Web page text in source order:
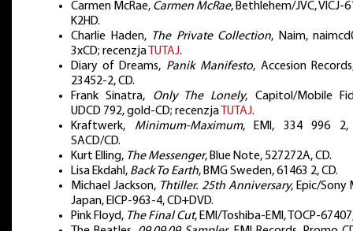
Carmen McRae, Carmen McRae, Bethlehem/JVC, VICJ-
K2HD.
Charlie Haden, The Private Collection, Naim,
3xCD; recenzja TUTAJ.
Diary of Dreams, Panik Manifesto, Accesion
23452-2, CD.
Frank Sinatra, Only The Lonely, Capitol/Mobile
UDCD 792, gold-CD; recenzja TUTAJ.
Kraftwerk, Minimum-Maximum, EMI, 334 996
SACD/CD.
Kurt Elling, The Messenger, Blue Note, 527272A, CD.
Lisa Ekdahl, Back To Earth, BMG Sweden, 61463 2, CD.
Michael Jackson, Thtiller. 25th Anniversary, Epic/Sony
Japan, EICP-963-4, CD+DVD.
Pink Floyd, The Final Cut, EMI/Toshiba-EMI, TOCP-